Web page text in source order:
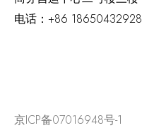
电话： +86 18650432928
京ICP备07016948号-1